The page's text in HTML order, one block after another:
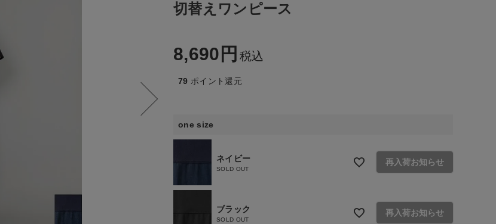
切替えワンピース
8,690 税込
79 ポイント還元
one size
ネイビー
SOLD OUT
再入荷お知らせ
ブラック
SOLD OUT
再入荷お知らせ